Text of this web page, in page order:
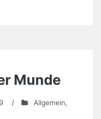
Munde
/ Allgemein,